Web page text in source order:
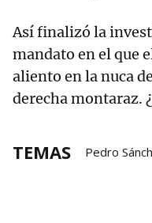
Así finalizó la
mandato en el que
aliento en la nuca
derecha montaraz.
TEMAS Pedro